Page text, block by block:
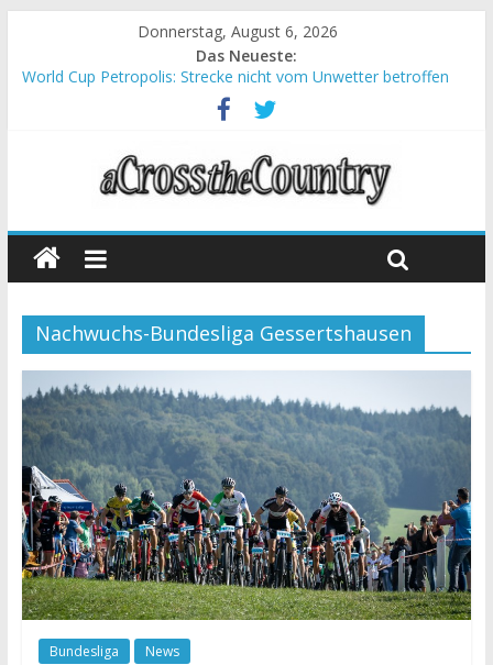
Donnerstag, August 6, 2026
Das Neueste:
World Cup Petropolis: Strecke nicht vom Unwetter betroffen
Krumbach und Obergessertshausen: Mountainbike-Bundesliga
Supercup Massi Banyoles: Siege für Carod und Richards
Halbzeit beim Andalucia Bike Race: Weltmeister Seewald führt
Chelva: Schweizer Doppelsieg beim ersten XCO-Rennen der
Nachwuchs-Bundesliga Gessertshausen
Bundesliga News